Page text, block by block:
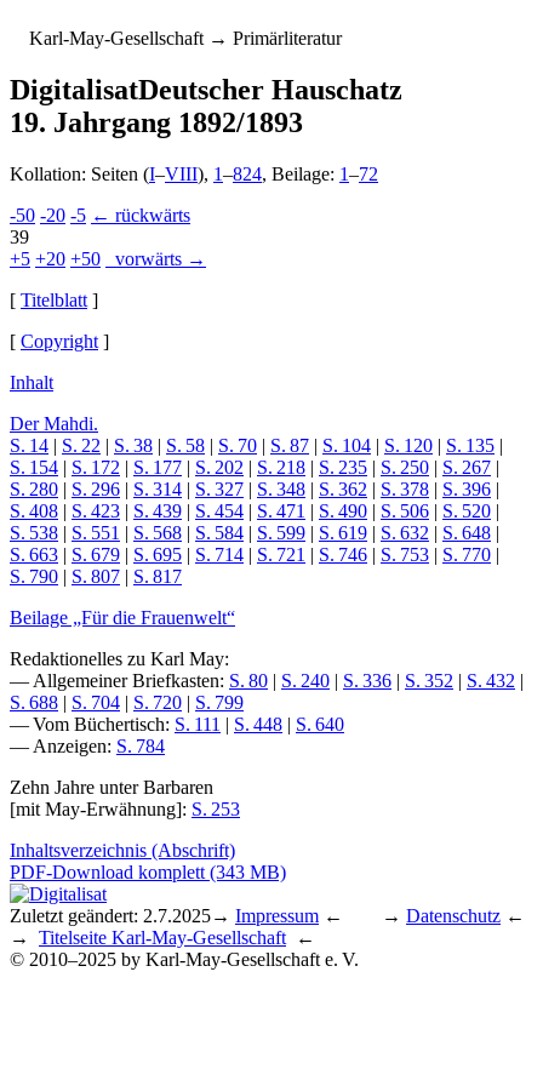
Karl-May-Gesellschaft → Primärliteratur
DigitalisatDeutscher Hauschatz
19. Jahrgang 1892/1893
Kollation: Seiten (I–VIII), 1–824, Beilage: 1–72
-50 -20 -5 ← rückwärts
39
+5 +20 +50
vorwärts →
[ Titelblatt ]
[ Copyright ]
Inhalt
Der Mahdi.
S. 14 | S. 22 | S. 38 | S. 58 | S. 70 | S. 87 | S. 104 | S. 120 | S. 135 |
S. 154 | S. 172 | S. 177 | S. 202 | S. 218 | S. 235 | S. 250 | S. 267 |
S. 280 | S. 296 | S. 314 | S. 327 | S. 348 | S. 362 | S. 378 | S. 396 |
S. 408 | S. 423 | S. 439 | S. 454 | S. 471 | S. 490 | S. 506 | S. 520 |
S. 538 | S. 551 | S. 568 | S. 584 | S. 599 | S. 619 | S. 632 | S. 648 |
S. 663 | S. 679 | S. 695 | S. 714 | S. 721 | S. 746 | S. 753 | S. 770 |
S. 790 | S. 807 | S. 817
Beilage „Für die Frauenwelt“
Redaktionelles zu Karl May:
— Allgemeiner Briefkasten: S. 80 | S. 240 | S. 336 | S. 352 | S. 432 |
S. 688 | S. 704 | S. 720 | S. 799
— Vom Büchertisch: S. 111 | S. 448 | S. 640
— Anzeigen: S. 784
Zehn Jahre unter Barbaren
[mit May-Erwähnung]: S. 253
Inhaltsverzeichnis (Abschrift)
PDF-Download komplett (343 MB)
Zuletzt geändert: 2.7.2025→ Impressum ← → Datenschutz ←
→ Titelseite Karl-May-Gesellschaft ←
© 2010–2025 by Karl-May-Gesellschaft e. V.